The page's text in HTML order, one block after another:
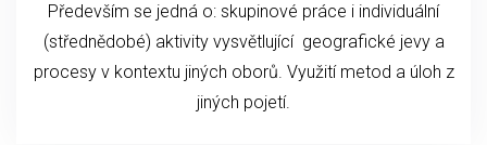
Především se jedná o: skupinové práce i individuální
(střednědobé) aktivity vysvětlující geografické jevy a
procesy v kontextu jiných oborů. Využití metod a úloh z
jiných pojetí.